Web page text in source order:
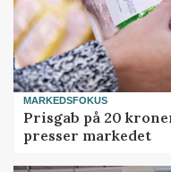
MARKEDSFOKUS
Prisgab på 20
presser markedet